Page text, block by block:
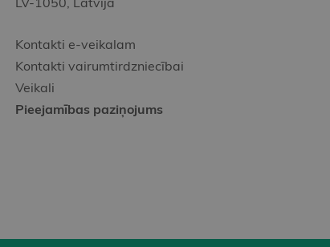
Kontakti e-veikalam
Kontakti vairumtirdzniecībai
Veikali
Pieejamības paziņojums